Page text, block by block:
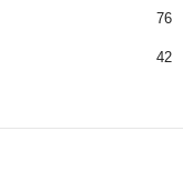
76
42